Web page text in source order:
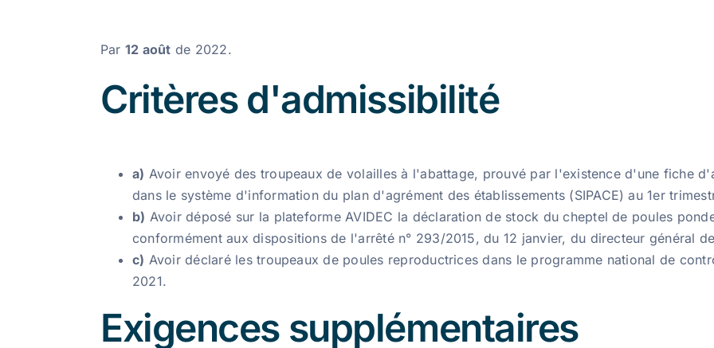
Par 12 août de 2022.
Critères d'admissibilité
a) Avoir envoyé des troupeaux de volailles à l'abattage, prouvé par l'existence d'une fiche
dans le système d'information du plan d'agrément des établissements (SIPACE) au 1er
b) Avoir déposé sur la plateforme AVIDEC la déclaration de stock du cheptel de poules
conformément aux dispositions de l'arrêté n° 293/2015, du 12 janvier, du directeur général
c) Avoir déclaré les troupeaux de poules reproductrices dans le programme national de
2021.
Exigences supplémentaires